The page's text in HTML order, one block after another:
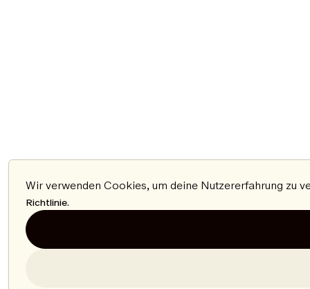
Wir verwenden Cookies, um deine Nutzererfahrung zu
Richtlinie.